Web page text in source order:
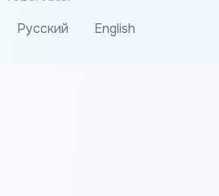
Русский English